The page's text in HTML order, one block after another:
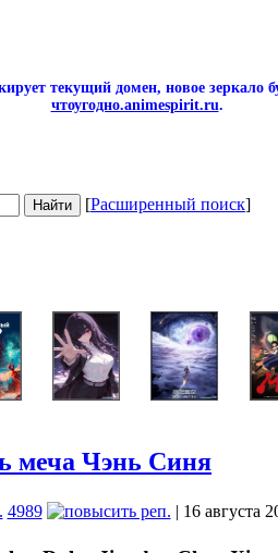
текущий домен, новое зеркало
чтоугодно.animespirit.ru.
[Расширенный поиск]
меча Чэнь Синя
4989 | 16 августа